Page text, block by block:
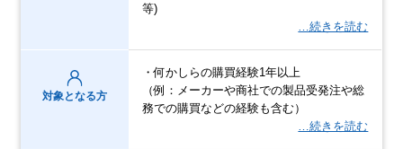
等)
…続きを読む
対象となる方
・何かしらの購買経験1年以上
（例：メーカーや商社での製品受発注や総
務での購買などの経験も含む）
…続きを読む